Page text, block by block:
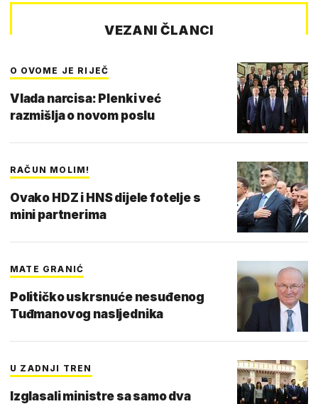
VEZANI ČLANCI
O OVOME JE RIJEČ
Vlada narcisa: Plenki već
razmišlja o novom poslu
RAČUN MOLIM!
Ovako HDZ i HNS dijele fotelje s
mini partnerima
MATE GRANIĆ
Političko uskrsnuće nesuđenog
Tuđmanovog nasljednika
U ZADNJI TREN
Izglasali ministre sa samo dva